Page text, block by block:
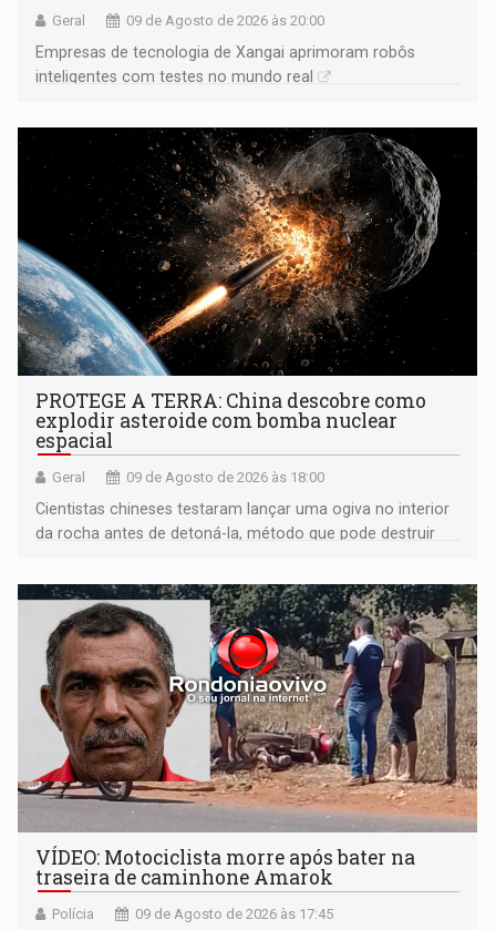
Geral 09 de Agosto de 2026 às 20:00
Empresas de tecnologia de Xangai aprimoram robôs
inteligentes com testes no mundo real
PROTEGE A TERRA: China descobre como
explodir asteroide com bomba nuclear
espacial
Geral 09 de Agosto de 2026 às 18:00
Cientistas chineses testaram lançar uma ogiva no interior
da rocha antes de detoná-la, método que pode destruir
VÍDEO: Motociclista morre após bater na
traseira de caminhone Amarok
Polícia 09 de Agosto de 2026 às 17:45